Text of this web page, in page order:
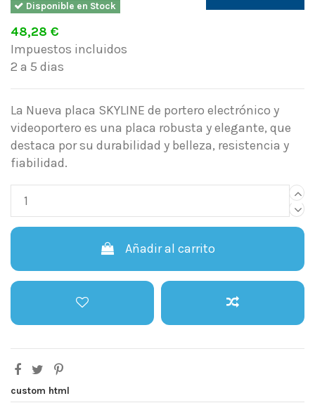
Disponible en Stock
48,28 €
Impuestos incluidos
2 a 5 dias
La Nueva placa SKYLINE de portero electrónico y
videoportero es una placa robusta y elegante, que
destaca por su durabilidad y belleza, resistencia y
fiabilidad.
Añadir al carrito
custom html